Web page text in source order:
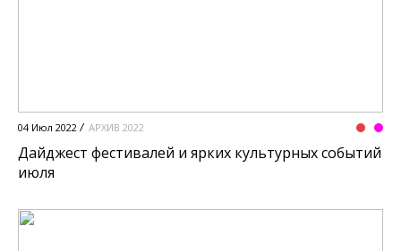
04 Июл 2022 АРХИВ 2022
Дайджест фестивалей и ярких культурных событий
июля